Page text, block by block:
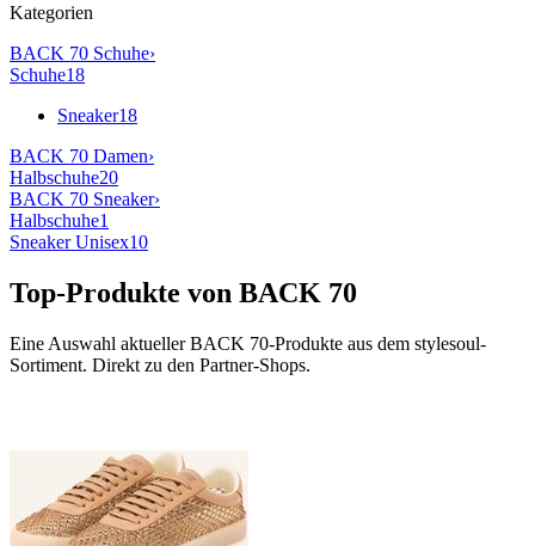
Kategorien
BACK 70 Schuhe›
Schuhe18
Sneaker18
BACK 70 Damen›
Halbschuhe20
BACK 70 Sneaker›
Halbschuhe1
Sneaker Unisex10
Top-Produkte von BACK 70
Eine Auswahl aktuellerBACK 70-Produkte aus dem stylesoul-
Sortiment. Direkt zu den Partner-Shops.